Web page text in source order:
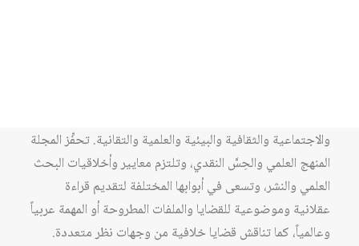
والاجتماعية والثقافية والبيئية والعلمية والتقانية. تحفِّز المجلة
المنهج العلمي والحِسَّ النقدي، وتلتزم معايير وأخلاقيات البحث
العلمي والنشر، وتسعى في أبوابها المختلفة لتقديم قراءة
عقلانية وموضوعية للقضايا والملفات المطروحة أو المهمة عربياً
وعالمياً، كما تناقش قضايا خلافية من وجهات نظر متعددة.